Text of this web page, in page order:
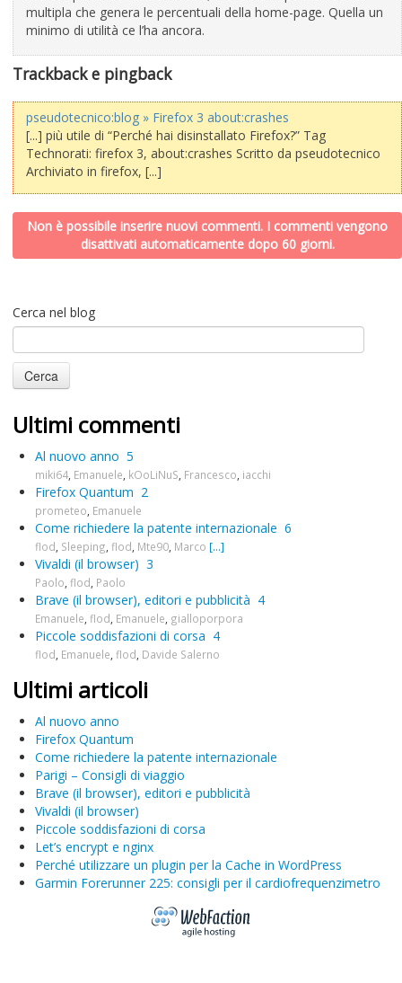
multipla che genera le percentuali della home-page. Quella un
minimo di utilità ce l’ha ancora.
Trackback e pingback
pseudotecnico:blog » Firefox 3 about:crashes
[...] più utile di “Perché hai disinstallato Firefox?” Tag
Technorati: firefox 3, about:crashes Scritto da pseudotecnico
Archiviato in firefox, [...]
Non è possibile inserire nuovi commenti. I commenti vengono
disattivati automaticamente dopo 60 giorni.
Cerca nel blog
Ultimi commenti
Al nuovo anno 5
miki64 Emanuele kOoLiNuS Francesco iacchi
Firefox Quantum 2
prometeo Emanuele
Come richiedere la patente internazionale 6
flod Sleeping flod Mte90 Marco [...]
Vivaldi (il browser) 3
Paolo flod Paolo
Brave (il browser), editori e pubblicità 4
Emanuele flod Emanuele gialloporpora
Piccole soddisfazioni di corsa 4
flod Emanuele flod Davide Salerno
Ultimi articoli
Al nuovo anno
Firefox Quantum
Come richiedere la patente internazionale
Parigi – Consigli di viaggio
Brave (il browser), editori e pubblicità
Vivaldi (il browser)
Piccole soddisfazioni di corsa
Let’s encrypt e nginx
Perché utilizzare un plugin per la Cache in WordPress
Garmin Forerunner 225: consigli per il cardiofrequenzimetro